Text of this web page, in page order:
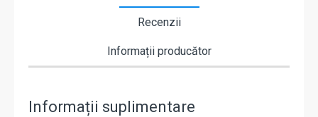
Recenzii
Informații producător
Informații suplimentare